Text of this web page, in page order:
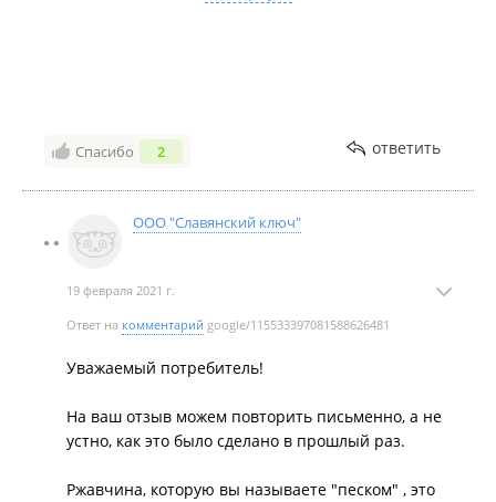
Прочистив кулер, поставила потом воду другого
песком, после того, как бутылка закончилась на
тоже, поставили снова воду, и опять в кулере
остался осадок. Представители Славянского ключа
рекомендую эту воду.
Спасибо 2 ответить
ООО "Славянский ключ"
19 февраля 2021 г.
Ответ на комментарий google/115533397081588626481
Уважаемый потребитель!
На ваш отзыв можем повторить письменно, а не
устно, как это было сделано в прошлый раз.
Ржавчина, которую вы называете "песком" , это